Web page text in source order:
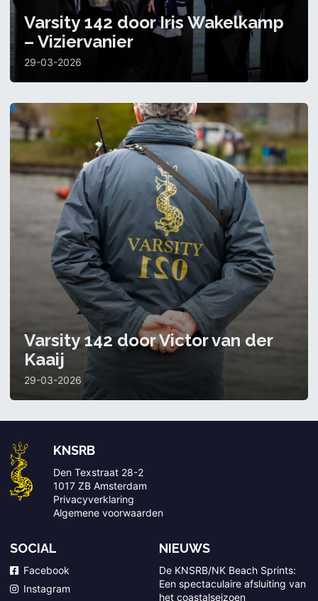
Varsity 142 door Iris Wakelkamp
– Viziervanier
29-03-2026
Varsity 142 door Victor van der
Kaaij
29-03-2026
KNSRB
Den Texstraat 28-2
1017 ZB Amsterdam
Privacyverklaring
Algemene voorwaarden
SOCIAL
Facebook
Instagram
NIEUWS
De KNSRB/NK Beach Sprints:
Een spectaculaire afsluiting van
het coastalseizoen